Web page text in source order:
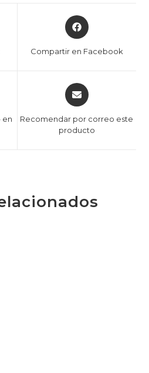
Compartir en Facebook
en
Recomendar por correo este
producto